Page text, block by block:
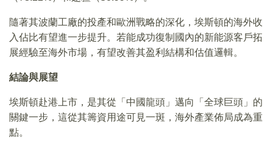
隨著其波蘭工廠的投產和歐洲戰略的深化，埃斯頓的海外收
入佔比有望進一步提升。若能成功復制國內的新能源客戶拓
展經驗至海外市場，有望改善其盈利結構和估值邏輯。
結論與展望
埃斯頓赴港上市，是其從「中國龍頭」邁向「全球巨頭」的
關鍵一步，這從其籌資用途可見一斑，海外產業佈局成為重
點。